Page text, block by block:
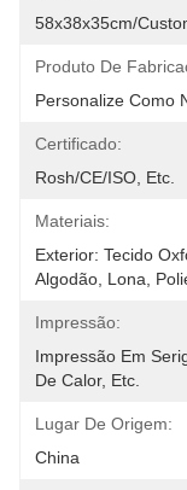
58x38x35cm/
Produto De
Personalize Como
Certificado:
Rosh/CE/ISO, Etc.
Materiais:
Exterior: Tecido
Algodão, Lona,
Impressão:
Impressão Em
De Calor, Etc.
Lugar De Origem:
China